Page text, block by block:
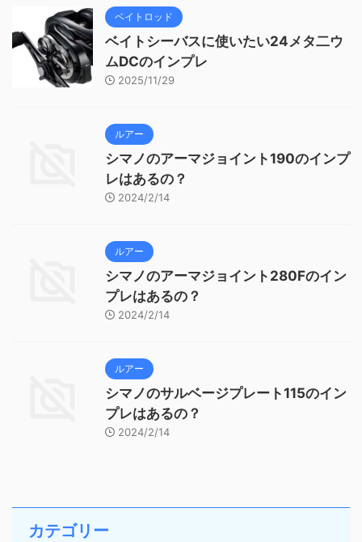
ベイトロッド
ベイトシーバスに使いたい24メタ二ウ
ムDCのインプレ
2025/11/29
ルアー
シマノのアーマジョイント190のインプ
レはあるの？
2024/2/14
ルアー
シマノのアーマジョイント280Fのイン
プレはあるの？
2024/2/14
ルアー
シマノのサルベージプレート115のイン
プレはあるの？
2024/2/14
カテゴリー